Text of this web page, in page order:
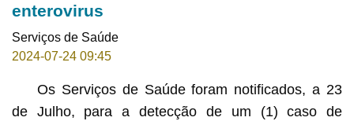
enterovirus
Serviços de Saúde
2024-07-24 09:45
Os Serviços de Saúde foram notificados, a 23
de Julho, para a detecção de um (1) caso de